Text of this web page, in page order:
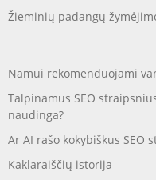
Žieminių padangų
Namui rekomenduojami
Talpinamus SEO
naudinga?
Ar AI rašo kokybiškus SEO
Kaklaraiščių istorija